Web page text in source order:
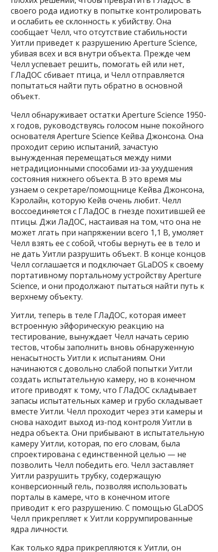
своего рода идиотку в попытке контролировать
и ослабить ее склонность к убийству. Она
сообщает Челл, что отсутствие стабильности
Уитли приведет к разрушению Aperture Science,
убивая всех и вся внутри объекта. Прежде чем
Челл успевает решить, помогать ей или нет,
ГЛаДОС сбивает птица, и Челл отправляется
попытаться найти путь обратно в основной
объект.
Челл обнаруживает остатки Aperture Science 1950-
х годов, руководствуясь голосом ныне покойного
основателя Aperture Science Кейва Джонсона. Она
проходит серию испытаний, зачастую
вынужденная перемещаться между ними
нетрадиционными способами из-за ухудшения
состояния нижнего объекта. В это время мы
узнаем о секретаре/помощнице Кейва Джонсона,
Кэролайн, которую Кейв очень любит. Челл
воссоединяется с ГЛаДОС в гнезде похитившей ее
птицы. Джи ЛаДОС, настаивая на том, что она не
может лгать при напряжении всего 1,1 В, умоляет
Челл взять ее с собой, чтобы вернуть ее в тело и
не дать Уитли разрушить объект. В конце концов
Челл соглашается и подключает GLaDOS к своему
портативному портальному устройству Aperture
Science, и они продолжают пытаться найти путь к
верхнему объекту.
Уитли, теперь в теле ГЛаДОС, которая имеет
встроенную эйфорическую реакцию на
тестирование, вынуждает Челл начать серию
тестов, чтобы заполнить вновь обнаруженную
ненасытность Уитли к испытаниям. Они
начинаются с довольно слабой попытки Уитли
создать испытательную камеру, но в конечном
итоге приводят к тому, что ГЛаДОС складывает
запасы испытательных камер и грубо складывает
вместе Уитли. Челл проходит через эти камеры и
снова находит выход из-под контроля Уитли в
недра объекта. Они прибывают в испытательную
камеру Уитли, которая, по его словам, была
спроектирована с единственной целью — не
позволить Челл победить его. Челл заставляет
Уитли разрушить трубку, содержащую
конверсионный гель, позволяя использовать
порталы в камере, что в конечном итоге
приводит к его разрушению. С помощью GLaDOS
Челл прикрепляет к Уитли коррумпированные
ядра личности.
Как только ядра прикрепляются к Уитли, он